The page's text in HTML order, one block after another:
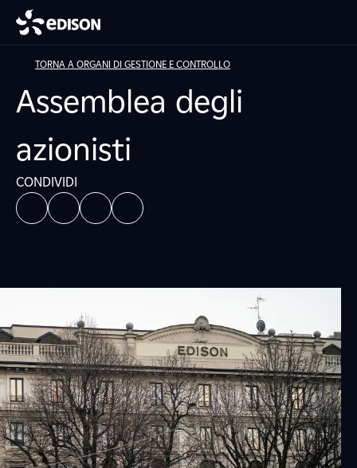
TORNA A ORGANI DI GESTIONE E CONTROLLO
Assemblea degli
azionisti
CONDIVIDI